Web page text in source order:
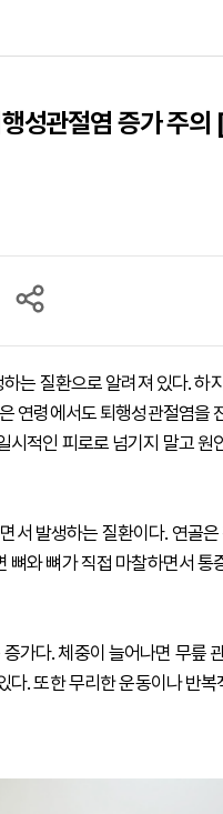
성관절염 증가 주의
는 질환으로 알려져 있다. 하
연령에서도 퇴행성관절염을
시적인 피로로 넘기지 말고 원
서 발생하는 질환이다. 연골은
뼈와 뼈가 직접 마찰하면서 통
가다. 체중이 늘어나면 무릎
다. 또한 무리한 운동이나 반복